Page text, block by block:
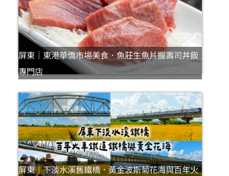
屏東｜東港華僑市場美食．魚莊生魚片握壽司丼飯
專門店
屏東｜下淡水溪舊鐵橋．黃金波斯菊花海與百年火